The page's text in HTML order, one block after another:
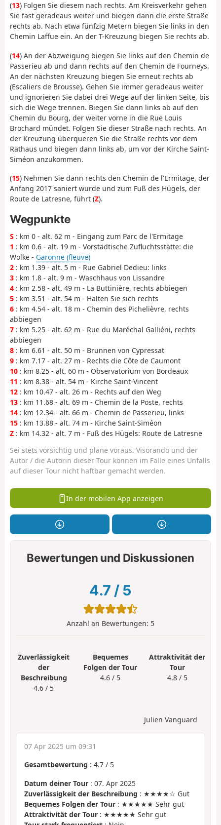
(13) Folgen Sie diesem nach rechts. Am Kreisverkehr gehen
Sie fast geradeaus weiter und biegen dann die erste Straße
rechts ab. Nach etwa fünfzig Metern biegen Sie links in den
Chemin Laffue ein. An der T-Kreuzung biegen Sie rechts ab.
(14) An der Abzweigung biegen Sie links auf den Chemin de
Passerieu ab und dann rechts auf den Chemin de Fourneys.
An der nächsten Kreuzung biegen Sie erneut rechts ab
(Escaliers de Brousse). Gehen Sie immer geradeaus weiter
und ignorieren Sie dabei drei Wege auf der linken Seite, bis
sich die Wege trennen. Biegen Sie dann links ab auf den
Chemin du Bourg, der weiter vorne in die Rue Louis
Brochard mündet. Folgen Sie dieser Straße nach rechts. An
der Kreuzung überqueren Sie die Straße rechts vor dem
Rathaus und biegen dann links ab, um vor der Kirche Saint-
Siméon anzukommen.
(15) Nehmen Sie dann rechts den Chemin de l'Ermitage, der
Anfang 2017 saniert wurde und zum Fuß des Hügels, der
Route de Latresne, führt (Z).
Wegpunkte
S : km 0 - alt. 62 m - Eingang zum Parc de l'Ermitage
1 : km 0.6 - alt. 19 m - Vorstädtische Zufluchtsstätte: die
Wolke - Garonne (fleuve)
2 : km 1.39 - alt. 5 m - Rue Gabriel Dedieu: links
3 : km 1.8 - alt. 9 m - Waschhaus von Lissandre
4 : km 2.58 - alt. 49 m - La Buttinière, rechts abbiegen
5 : km 3.51 - alt. 54 m - Halten Sie sich rechts
6 : km 4.54 - alt. 18 m - Chemin des Pichelièvre, rechts
abbiegen
7 : km 5.25 - alt. 62 m - Rue du Maréchal Galliéni, rechts
abbiegen
8 : km 6.61 - alt. 50 m - Brunnen von Cypressat
9 : km 7.17 - alt. 27 m - Rechts die Côte de Caumont
10 : km 8.25 - alt. 60 m - Observatorium von Bordeaux
11 : km 8.38 - alt. 54 m - Kirche Saint-Vincent
12 : km 10.47 - alt. 26 m - Rechts auf den Weg
13 : km 11.68 - alt. 69 m - Chemin de la Poste, rechts
14 : km 12.34 - alt. 66 m - Chemin de Passerieu, links
15 : km 13.88 - alt. 74 m - Kirche Saint-Siméon
Z : km 14.32 - alt. 7 m - Fuß des Hügels: Route de Latresne
Sei stets vorsichtig und plane voraus. Visorando und der
Autor / die Autorin dieser Tour können im Falle eines Unfalls
auf dieser Tour nicht haftbar gemacht werden.
In der mobilen App anzeigen
Bewertungen und Diskussionen
4.7 / 5
Anzahl an Bewertungen: 5
Zuverlässigkeit
der
Beschreibung
4.6 / 5
Bequemes
Folgen der Tour
4.6 / 5
Attraktivität der
Tour
4.8 / 5
Julien Vanguard
07 Apr 2025 um 09:31
Gesamtbewertung : 4.7 / 5
Datum deiner Tour : 07. Apr 2025
Zuverlässigkeit der Beschreibung : ★★★★☆ Gut
Bequemes Folgen der Tour : ★★★★★ Sehr gut
Attraktivität der Tour : ★★★★★ Sehr gut